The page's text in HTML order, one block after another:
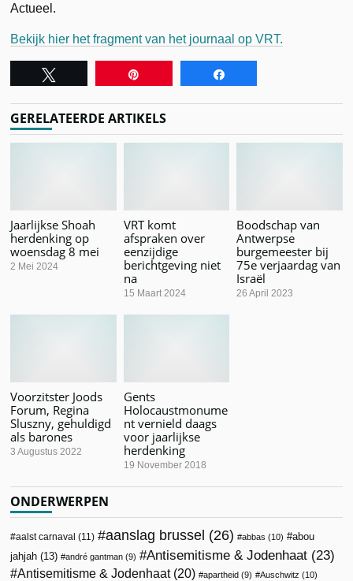
Actueel.
Bekijk hier het fragment van het journaal op VRT.
GERELATEERDE ARTIKELS
Jaarlijkse Shoah
herdenking op
woensdag 8 mei
2 Mei 2024
VRT komt
afspraken over
eenzijdige
berichtgeving niet
na
15 Maart 2024
Boodschap van
Antwerpse
burgemeester bij
75e verjaardag van
Israël
26 April 2023
Voorzitster Joods
Forum, Regina
Sluszny, gehuldigd
als barones
3 Augustus 2022
Gents
Holocaustmonume
nt vernield daags
voor jaarlijkse
herdenking
19 November 2018
ONDERWERPEN
aalst carnaval (11) aanslag brussel (26) abbas (10)
abou
jahjah (13) andré gantman (9) Antisemitisme & Jodenhaat (23)
Antisemitisme & Jodenhaat(20) apartheid (9) Auschwitz (10)